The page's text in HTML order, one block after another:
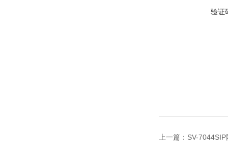
验证
上一篇： SV-